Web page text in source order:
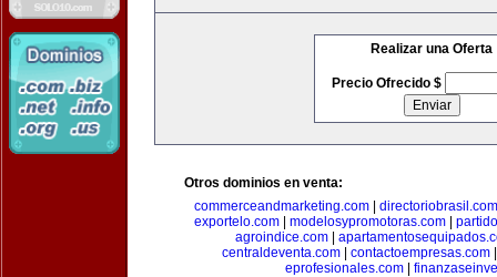
Realizar una Oferta
Precio Ofrecido $
Otros dominios en venta:
commerceandmarketing.com| directoriobrasil.com
exportelo.com
modelosypromotoras.com
agroindice.com
centraldeventa.com
contactoempresas.com
eprofesionales.com